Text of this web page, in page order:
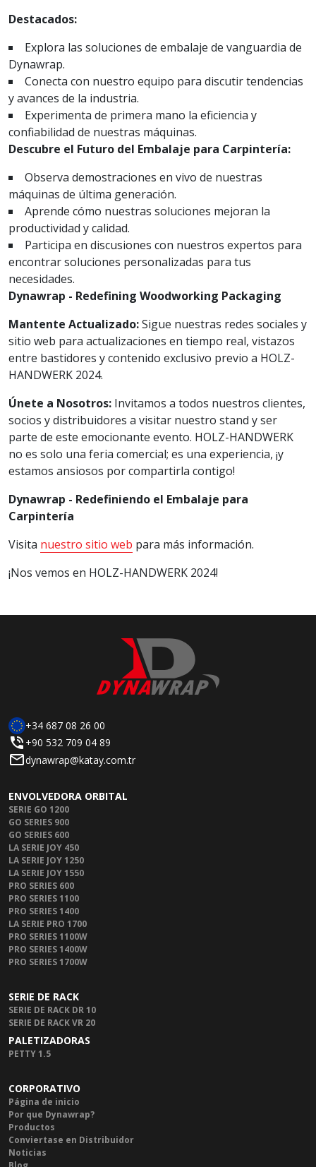
Destacados:
Explora las soluciones de embalaje de vanguardia de
Dynawrap.
Conecta con nuestro equipo para discutir tendencias
y avances de la industria.
Experimenta de primera mano la eficiencia y
confiabilidad de nuestras máquinas.
Descubre el Futuro del Embalaje para Carpintería:
Observa demostraciones en vivo de nuestras
máquinas de última generación.
Aprende cómo nuestras soluciones mejoran la
productividad y calidad.
Participa en discusiones con nuestros expertos para
encontrar soluciones personalizadas para tus
necesidades.
Dynawrap - Redefining Woodworking Packaging
Mantente Actualizado:Sigue nuestras redes sociales y
sitio web para actualizaciones en tiempo real, vistazos
entre bastidores y contenido exclusivo previo a HOLZ-
HANDWERK 2024.
Únete a Nosotros: Invitamos a todos nuestros clientes,
socios y distribuidores a visitar nuestro stand y ser
parte de este emocionante evento. HOLZ-HANDWERK
no es solo una feria comercial; es una experiencia, ¡y
estamos ansiosos por compartirla contigo!
Dynawrap - Redefiniendo el Embalaje para
Carpintería
Visita nuestro sitio web para más información.
¡Nos vemos en HOLZ-HANDWERK 2024!
+34 687 08 26 00
+90 532 709 04 89
dynawrap@katay.com.tr
ENVOLVEDORA ORBITAL
SERIE GO 1200
GO SERIES 900
GO SERIES 600
LA SERIE JOY 450
LA SERIE JOY 1250
LA SERIE JOY 1550
PRO SERIES 600
PRO SERIES 1100
PRO SERIES 1400
LA SERIE PRO 1700
PRO SERIES 1100W
PRO SERIES 1400W
PRO SERIES 1700W
SERIE DE RACK
SERIE DE RACK DR 10
SERIE DE RACK VR 20
PALETIZADORAS
PETTY 1.5
CORPORATIVO
Página de inicio
Por que Dynawrap?
Productos
Conviertase en Distribuidor
Noticias